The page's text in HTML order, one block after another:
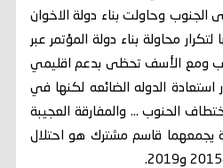
الجنوب وحاولت بناء دولة الاخوان
لتكرار محاولة بناء دولة المؤتمر عبر
ومع الأسف تحظى بدعم اقليمي
الدوله الضائعه لكنها في
الحنوب … والمفارقة العجيبة
يجمعهما قاسم مشترك هو احتلال